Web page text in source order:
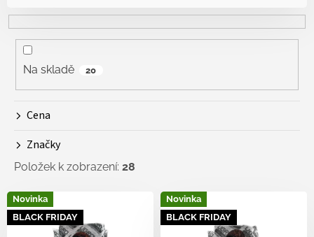
e
n
Na skladě 20
Cena
Značky
Položek k zobrazení: 28
V
ý
p
Novinka
BLACK FRIDAY
Novinka
BLACK FRIDAY